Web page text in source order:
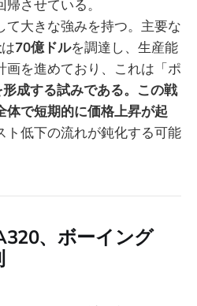
帰させている。
て大きな強みを持つ。主要な
は70億ドルを調達し、生産能
画を進めており、これは「ポ
形成する試みである。この戦
体で短期的に価格上昇が起
ト低下の流れが鈍化する可能
、ボーイング